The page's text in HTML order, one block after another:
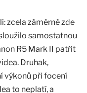
zcela záměrně zde
samostatnou
R5 Mark II patřit
Druhak,
výkonů při focení
to neplatí, a